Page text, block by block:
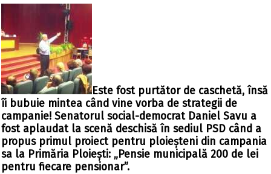
Este fost purtător de caschetă, însă
îi bubuie mintea când vine vorba de strategii de
campanie! Senatorul social-democrat Daniel Savu a
fost aplaudat la scenă deschisă în sediul PSD când a
propus primul proiect pentru ploieșteni din campania
sa la Primăria Ploiești: „Pensie municipală 200 de lei
pentru fiecare pensionar”.